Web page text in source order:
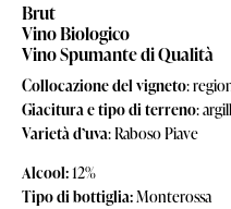
Brut
Vino Biologico
Vino Spumante di Qualità
Collocazione del vigneto:
Giacitura e tipo di terreno:
Varietà d’uva: Raboso Piave
Alcool:12%
Tipo di bottiglia:Monterossa